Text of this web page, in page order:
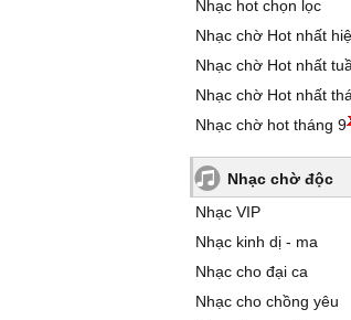
Nhạc hot chọn lọc
Nhạc chờ Hot nhất
Nhạc chờ Hot nhất
Nhạc chờ Hot nhất
Nhạc chờ hot tháng 9
Nhạc chờ độc
Nhạc VIP
Nhạc kinh dị - ma
Nhạc cho đại ca
Nhạc cho chồng yêu